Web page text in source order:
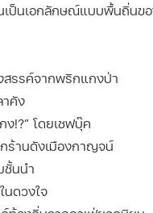
เป็นเอกลักษณ์แบบพื้นถิ่น
สรรค์จากพริกแกงป่า
คัง
ง!?” โดยเชฟบุ๊ค
ร้านดังเมืองกาญจน์
ชั้นนำ
นดวงใจ